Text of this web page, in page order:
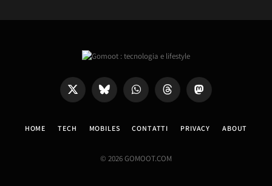
X
Bluesky WhatsAppThreads Mastodon
HOME TECH MOBILES CONTATTI PRIVACY ABOUT
© 2026 GOMOOT.COM